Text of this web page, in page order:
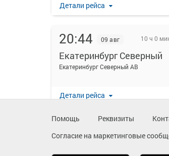
Детали рейса
20:44 09 авг 10 ч 0
Екатеринбург Северный
Екатеринбург Северный АВ
Детали рейса
Помощь Реквизиты
Согласие на маркетинговые